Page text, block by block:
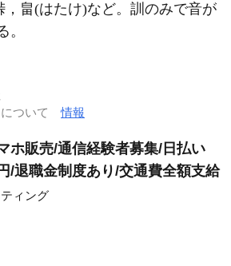
，畠(はたけ)など。訓のみで音が
。
について情報
ホ販売/通信経験者募集/日払い
/退職金制度あり/交通費全額支給
ィング